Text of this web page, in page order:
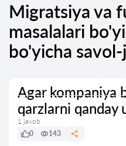
Migratsiya va
masalalari
bo'yicha
Agar kompaniya
qarzlarni qanday
1 javob
0
143